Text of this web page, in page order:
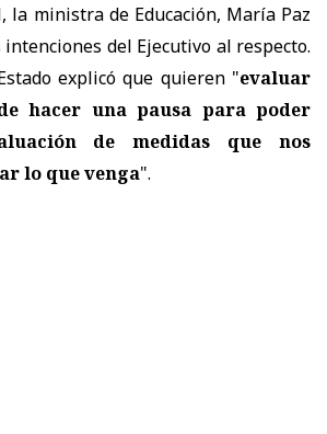
la ministra de Educación, María Paz
del Ejecutivo al respecto.
explicó que quieren "evaluar
hacer una pausa para poder
de medidas que nos
lo que venga".